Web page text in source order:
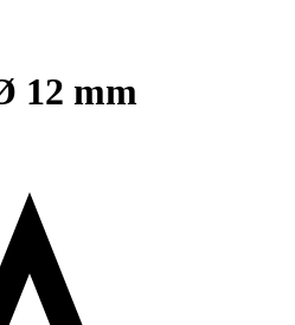
12 mm